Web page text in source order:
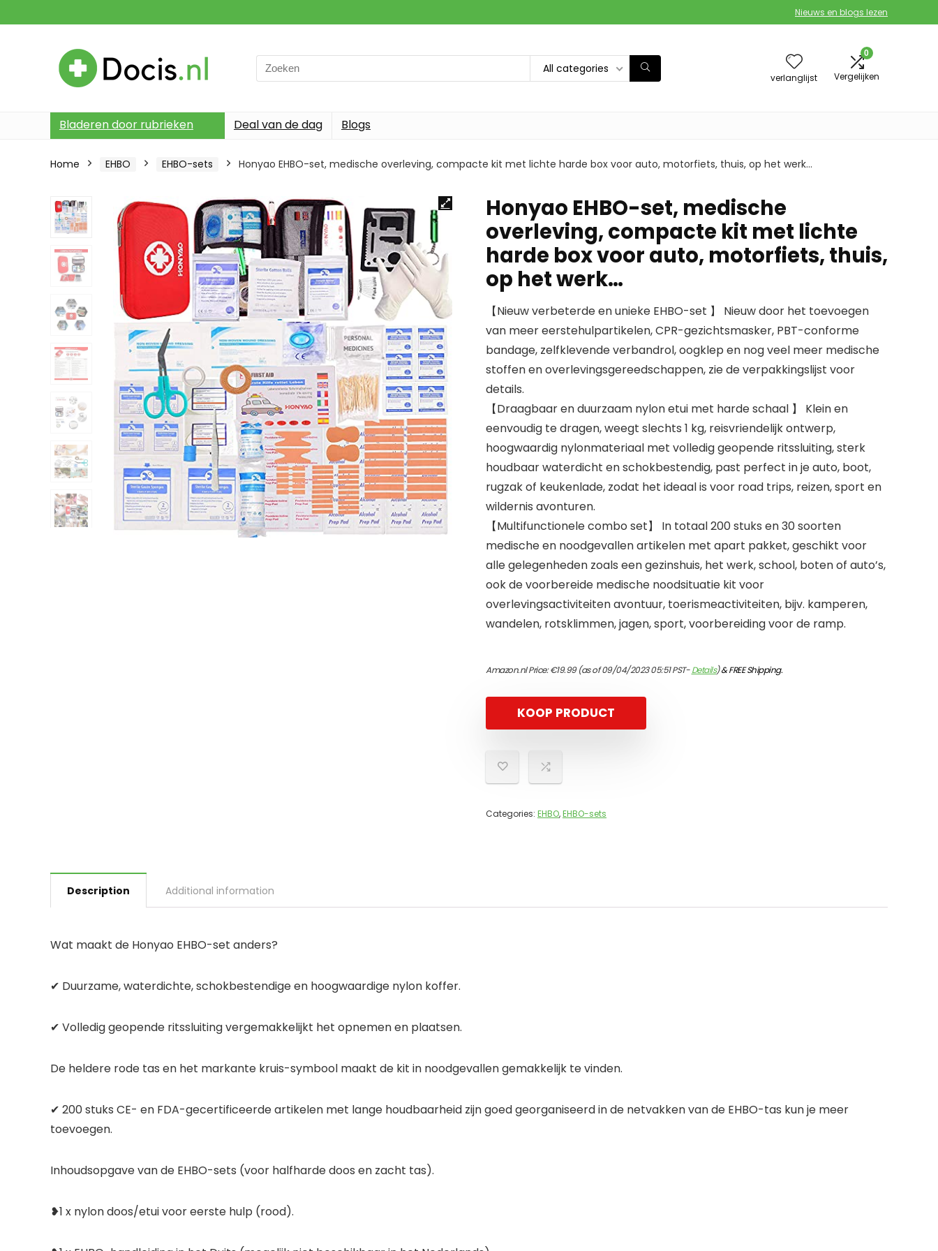
Nieuws en blogs lezen
Search
for:
All categories
verlanglijst
0
Vergelijken
Bladeren door rubrieken Deal van de dag Blogs
Home EHBO EHBO-sets Honyao EHBO-set, medische overleving, compacte kit met lichte harde box voor auto, motorfiets, thuis, op het werk…
Honyao EHBO-set, medische
overleving, compacte kit met lichte
harde box voor auto, motorfiets, thuis,
op het werk…
【Nieuw verbeterde en unieke EHBO-set 】 Nieuw door het toevoegen
van meer eerstehulpartikelen, CPR-gezichtsmasker, PBT-conforme
bandage, zelfklevende verbandrol, oogklep en nog veel meer medische
stoffen en overlevingsgereedschappen, zie de verpakkingslijst voor
details.
【Draagbaar en duurzaam nylon etui met harde schaal 】 Klein en
eenvoudig te dragen, weegt slechts 1 kg, reisvriendelijk ontwerp,
hoogwaardig nylonmateriaal met volledig geopende ritssluiting, sterk
houdbaar waterdicht en schokbestendig, past perfect in je auto, boot,
rugzak of keukenlade, zodat het ideaal is voor road trips, reizen, sport en
wildernis avonturen.
【Multifunctionele combo set】 In totaal 200 stuks en 30 soorten
medische en noodgevallen artikelen met apart pakket, geschikt voor
alle gelegenheden zoals een gezinshuis, het werk, school, boten of auto’s,
ook de voorbereide medische noodsituatie kit voor
overlevingsactiviteiten avontuur, toerismeactiviteiten, bijv. kamperen,
wandelen, rotsklimmen, jagen, sport, voorbereiding voor de ramp.
Amazon.nl Price:€19.99(as of 09/04/2023 05:51 PST-Details)&FREE Shipping.
KOOP PRODUCT
Categories: EHBO,EHBO-sets
Description Additional information
Wat maakt de Honyao EHBO-set anders?
✔ Duurzame, waterdichte, schokbestendige en hoogwaardige nylon koffer.
✔ Volledig geopende ritssluiting vergemakkelijkt het opnemen en plaatsen.
De heldere rode tas en het markante kruis-symbool maakt de kit in noodgevallen gemakkelijk te vinden.
✔ 200 stuks CE- en FDA-gecertificeerde artikelen met lange houdbaarheid zijn goed georganiseerd in de netvakken van de EHBO-tas kun je meer
toevoegen.
Inhoudsopgave van de EHBO-sets (voor halfharde doos en zacht tas).
❥1 x nylon doos/etui voor eerste hulp (rood).